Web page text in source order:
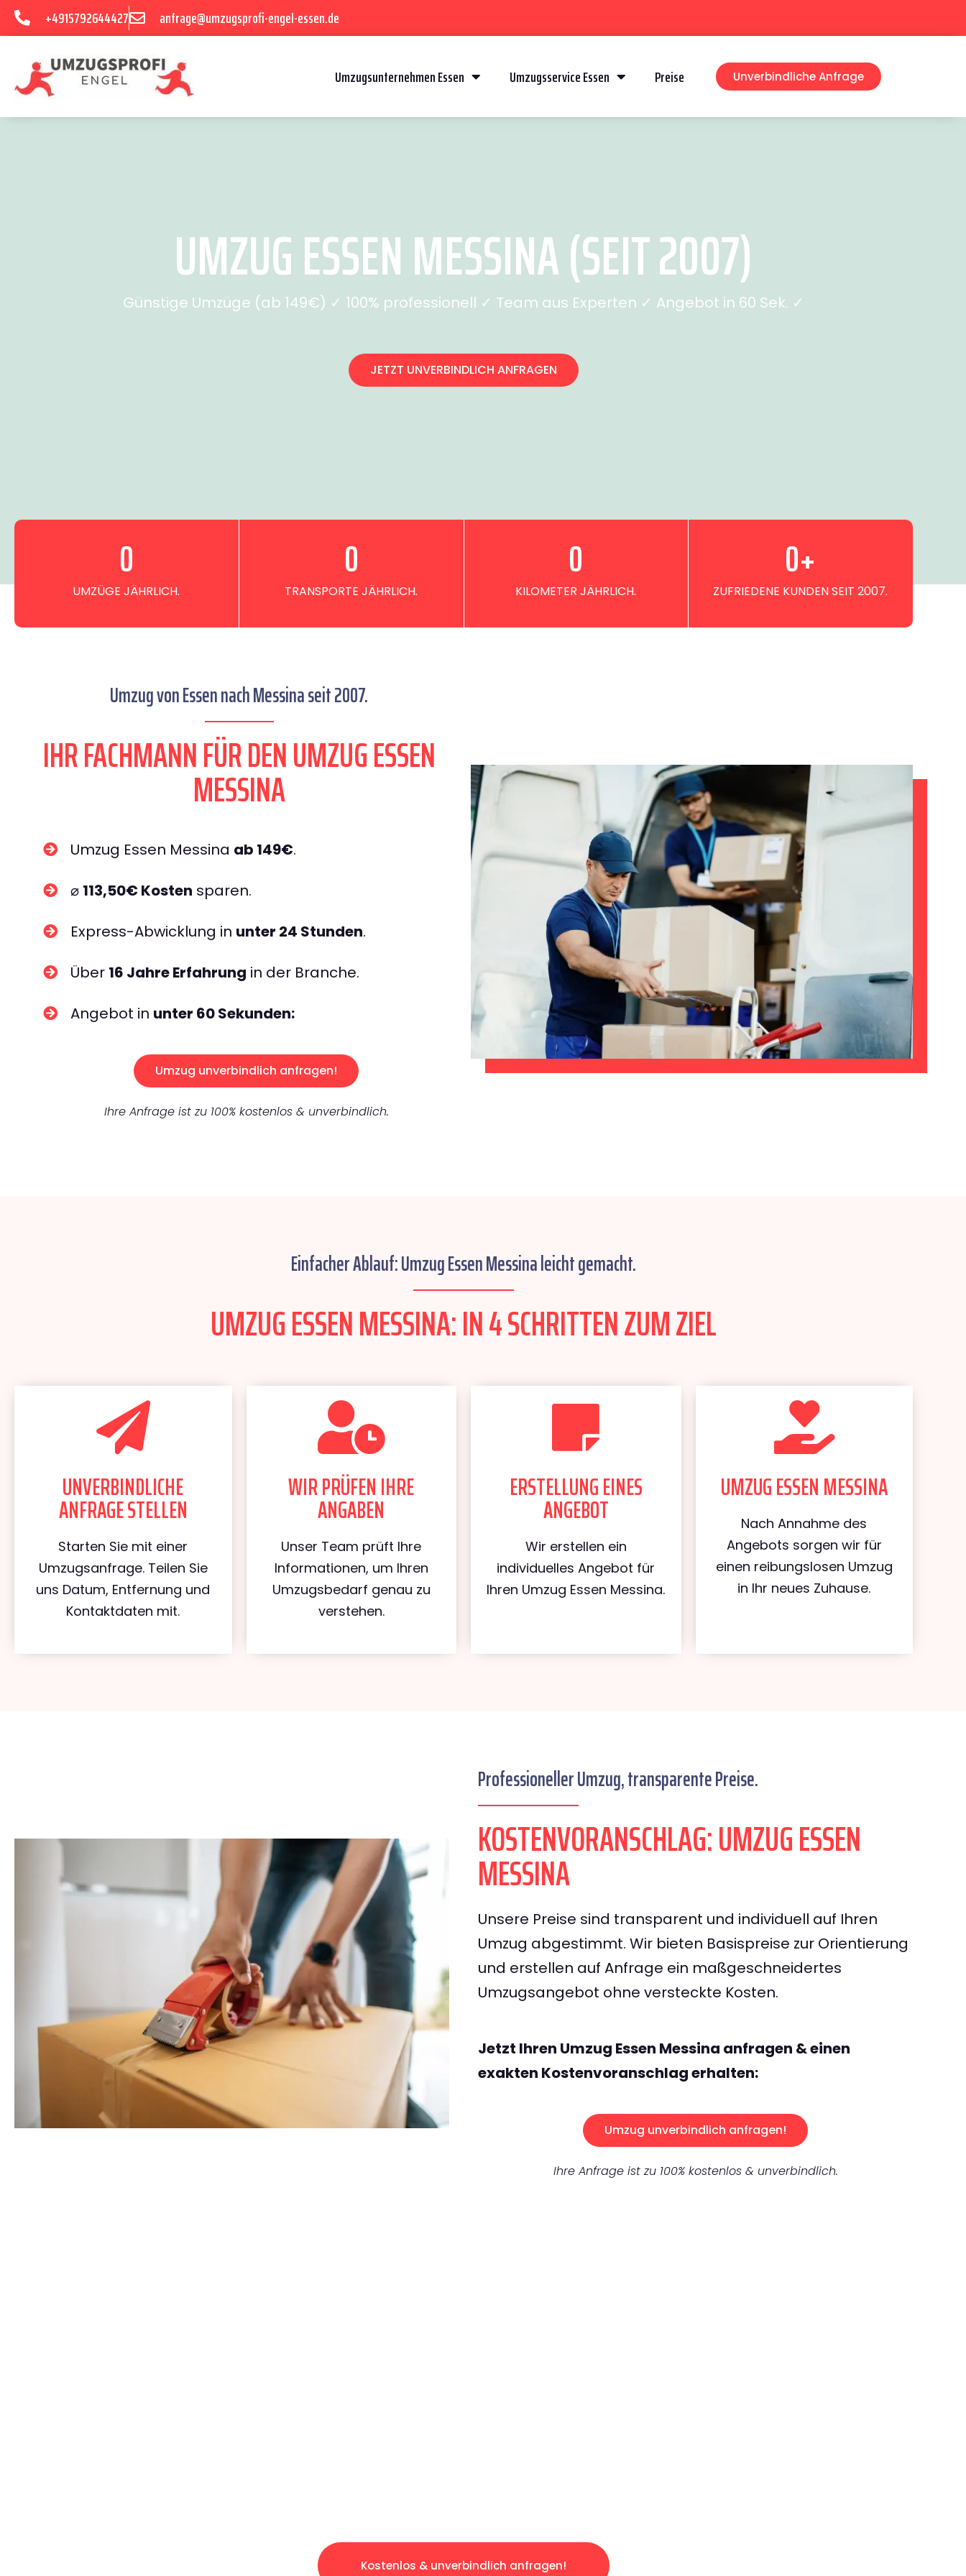
+4915792644427 anfrage@umzugsprofi-engel-essen.de
Umzugsunternehmen Essen Umzugsservice Essen Preise Unverbindliche Anfrage
UMZUG ESSEN MESSINA (SEIT 2007)
Günstige Umzüge (ab 149€) ✓ 100% professionell ✓ Team aus Experten ✓ Angebot in 60 Sek. ✓
JETZT UNVERBINDLICH ANFRAGEN
UMZÜGE JÄHRLICH.
0
TRANSPORTE JÄHRLICH.
0
KILOMETER JÄHRLICH.
0
ZUFRIEDENE KUNDEN SEIT 2007.
0+
Umzug von Essen nach Messina seit 2007.
IHR FACHMANN FÜR DEN UMZUG ESSEN
MESSINA
Umzug Essen Messina ab 149€.
⌀ 113,50€ Kosten sparen.
Express-Abwicklung in unter 24 Stunden.
Über 16 Jahre Erfahrung in der Branche.
Angebot in unter 60 Sekunden:
Umzug unverbindlich anfragen!
Ihre Anfrage ist zu 100% kostenlos & unverbindlich.
Einfacher Ablauf: Umzug Essen Messina leicht gemacht.
UMZUG ESSEN MESSINA: IN 4 SCHRITTEN ZUM ZIEL
UNVERBINDLICHE
ANFRAGE STELLEN
Starten Sie mit einer
Umzugsanfrage. Teilen Sie
uns Datum, Entfernung und
Kontaktdaten mit.
WIR PRÜFEN IHRE
ANGABEN
Unser Team prüft Ihre
Informationen, um Ihren
Umzugsbedarf genau zu
verstehen.
ERSTELLUNG EINES
ANGEBOT
Wir erstellen ein
individuelles Angebot für
Ihren Umzug Essen Messina.
UMZUG ESSEN MESSINA
Nach Annahme des
Angebots sorgen wir für
einen reibungslosen Umzug
in Ihr neues Zuhause.
Professioneller Umzug, transparente Preise.
KOSTENVORANSCHLAG: UMZUG ESSEN
MESSINA
Unsere Preise sind transparent und individuell auf Ihren
Umzug abgestimmt. Wir bieten Basispreise zur Orientierung
und erstellen auf Anfrage ein maßgeschneidertes
Umzugsangebot ohne versteckte Kosten.
Jetzt Ihren Umzug Essen Messina anfragen & einen
exakten Kostenvoranschlag erhalten:
Umzug unverbindlich anfragen!
Ihre Anfrage ist zu 100% kostenlos & unverbindlich.
Kostenlos & unverbindlich anfragen!